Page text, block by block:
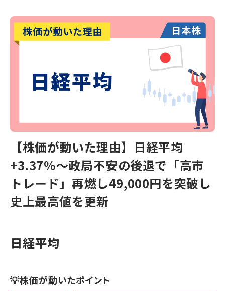
【株価が動いた理由】日経平均
+3.37％～政局不安の後退で「高市
トレード」再燃し49,000円を突破し
史上最高値を更新
日経平均
💡株価が動いたポイント